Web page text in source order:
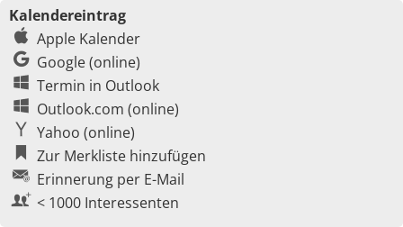
Kalendereintrag
Apple Kalender
Google (online)
Termin in Outlook
Outlook.com (online)
Yahoo (online)
Zur Merkliste hinzufügen
Erinnerung per E-Mail
< 1000 Interessenten